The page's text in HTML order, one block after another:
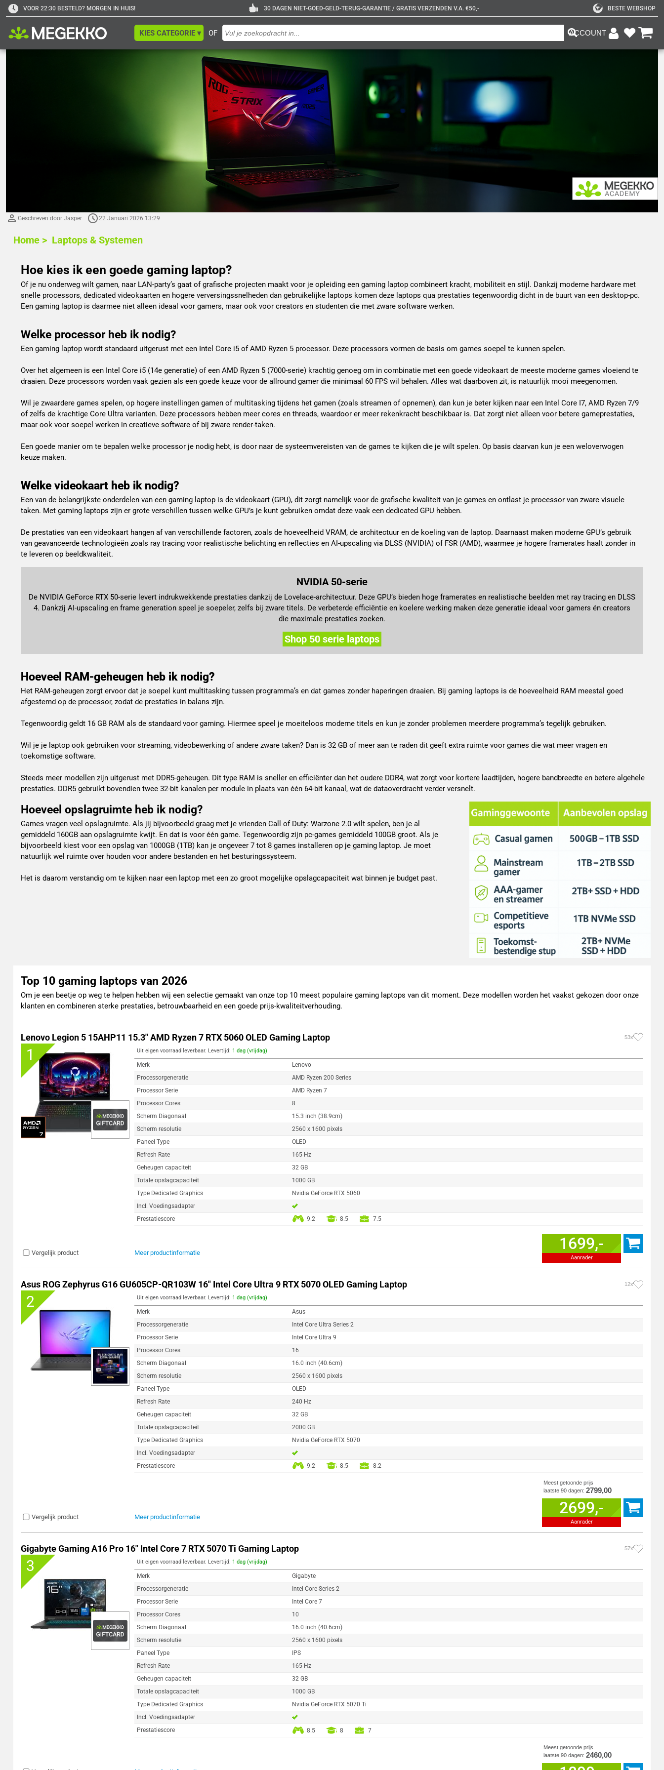
VOOR 22:30 BESTELD? MORGEN IN HUIS! 30 DAGEN NIET-GOED-GELD-TERUG-GARANTIE / GRATIS VERZENDEN V.A. €50,- BESTE WEBSHOP
OF
KIES CATEGORIE ▾ ACCOUNT
Geschreven door Jasper 22 Januari 2026 13:29
Home > Laptops & Systemen
Hoe kies ik een goede gaming laptop?
Of je nu onderweg wilt gamen, naar LAN-party’s gaat of grafische projecten maakt voor je opleiding een gaming laptop combineert kracht, mobiliteit en stijl. Dankzij moderne hardware met
snelle processors, dedicated videokaarten en hogere verversingssnelheden dan gebruikelijke laptops komen deze laptops qua prestaties tegenwoordig dicht in de buurt van een desktop-pc.
Een gaming laptop is daarmee niet alleen ideaal voor gamers, maar ook voor creators en studenten die met zware software werken.
Welke processor heb ik nodig?
Een gaming laptop wordt standaard uitgerust met een Intel Core i5 of AMD Ryzen 5 processor. Deze processors vormen de basis om games soepel te kunnen spelen.
Over het algemeen is een Intel Core i5 (14e generatie) of een AMD Ryzen 5 (7000-serie) krachtig genoeg om in combinatie met een goede videokaart de meeste moderne games vloeiend te
draaien. Deze processors worden vaak gezien als een goede keuze voor de allround gamer die minimaal 60 FPS wil behalen. Alles wat daarboven zit, is natuurlijk mooi meegenomen.
Wil je zwaardere games spelen, op hogere instellingen gamen of multitasking tijdens het gamen (zoals streamen of opnemen), dan kun je beter kijken naar een Intel Core I7, AMD Ryzen 7/9
of zelfs de krachtige Core Ultra varianten. Deze processors hebben meer cores en threads, waardoor er meer rekenkracht beschikbaar is. Dat zorgt niet alleen voor betere gameprestaties,
maar ook voor soepel werken in creatieve software of bij zware render-taken.
Een goede manier om te bepalen welke processor je nodig hebt, is door naar de systeemvereisten van de games te kijken die je wilt spelen. Op basis daarvan kun je een weloverwogen
keuze maken.
Welke videokaart heb ik nodig?
Een van de belangrijkste onderdelen van een gaming laptop is de videokaart (GPU), dit zorgt namelijk voor de grafische kwaliteit van je games en ontlast je processor van zware visuele
taken. Met gaming laptops zijn er grote verschillen tussen welke GPU’s je kunt gebruiken omdat deze vaak een dedicated GPU hebben.
De prestaties van een videokaart hangen af van verschillende factoren, zoals de hoeveelheid VRAM, de architectuur en de koeling van de laptop. Daarnaast maken moderne GPU’s gebruik
van geavanceerde technologieën zoals ray tracing voor realistische belichting en reflecties en AI-upscaling via DLSS (NVIDIA) of FSR (AMD), waarmee je hogere framerates haalt zonder in
te leveren op beeldkwaliteit.
NVIDIA 50-serie
De NVIDIA GeForce RTX 50-serie levert indrukwekkende prestaties dankzij de Lovelace-architectuur. Deze GPU’s bieden hoge framerates en realistische beelden met ray tracing en DLSS
4. Dankzij AI-upscaling en frame generation speel je soepeler, zelfs bij zware titels. De verbeterde efficiëntie en koelere werking maken deze generatie ideaal voor gamers én creators
die maximale prestaties zoeken.
Shop 50 serie laptops
Hoeveel RAM-geheugen heb ik nodig?
Het RAM-geheugen zorgt ervoor dat je soepel kunt multitasking tussen programma’s en dat games zonder haperingen draaien. Bij gaming laptops is de hoeveelheid RAM meestal goed
afgestemd op de processor, zodat de prestaties in balans zijn.
Tegenwoordig geldt 16 GB RAM als de standaard voor gaming. Hiermee speel je moeiteloos moderne titels en kun je zonder problemen meerdere programma’s tegelijk gebruiken.
Wil je je laptop ook gebruiken voor streaming, videobewerking of andere zware taken? Dan is 32 GB of meer aan te raden dit geeft extra ruimte voor games die wat meer vragen en
toekomstige software.
Steeds meer modellen zijn uitgerust met DDR5-geheugen. Dit type RAM is sneller en efficiënter dan het oudere DDR4, wat zorgt voor kortere laadtijden, hogere bandbreedte en betere algehele
prestaties. DDR5 gebruikt bovendien twee 32-bit kanalen per module in plaats van één 64-bit kanaal, wat de dataoverdracht verder versnelt.
Hoeveel opslagruimte heb ik nodig?
Games vragen veel opslagruimte. Als jij bijvoorbeeld graag met je vrienden Call of Duty: Warzone 2.0 wilt spelen, ben je al
gemiddeld 160GB aan opslagruimte kwijt. En dat is voor één game. Tegenwoordig zijn pc-games gemiddeld 100GB groot. Als je
bijvoorbeeld kiest voor een opslag van 1000GB (1TB) kan je ongeveer 7 tot 8 games installeren op je gaming laptop. Je moet
natuurlijk wel ruimte over houden voor andere bestanden en het besturingssysteem.
Het is daarom verstandig om te kijken naar een laptop met een zo groot mogelijke opslagcapaciteit wat binnen je budget past.
Top 10 gaming laptops van 2026
Om je een beetje op weg te helpen hebben wij een selectie gemaakt van onze top 10 meest populaire gaming laptops van dit moment. Deze modellen worden het vaakst gekozen door onze
klanten en combineren sterke prestaties, betrouwbaarheid en een goede prijs-kwaliteitverhouding.
Lenovo Legion 5 15AHP11 15.3" AMD Ryzen 7 RTX 5060 OLED Gaming Laptop 53x
1 Uit eigen voorraad leverbaar. Levertijd: 1 dag (vrijdag)
Merk
Lenovo
Processorgeneratie
AMD Ryzen 200 Series
Processor Serie
AMD Ryzen 7
Processor Cores
8
Scherm Diagonaal
15.3 inch (38.9cm)
Scherm resolutie
2560 x 1600 pixels
Paneel Type
OLED
Refresh Rate
165 Hz
Geheugen capaciteit
32 GB
Totale opslagcapaciteit
1000 GB
Type Dedicated Graphics
Nvidia GeForce RTX 5060
Incl. Voedingsadapter
Prestatiescore
9.2 8.5 7.5
Vergelijk product Meer productinformatie 1699,-
Aanrader
Asus ROG Zephyrus G16 GU605CP-QR103W 16" Intel Core Ultra 9 RTX 5070 OLED Gaming Laptop 12x
2 Uit eigen voorraad leverbaar. Levertijd: 1 dag (vrijdag)
Merk
Asus
Processorgeneratie
Intel Core Ultra Series 2
Processor Serie
Intel Core Ultra 9
Processor Cores
16
Scherm Diagonaal
16.0 inch (40.6cm)
Scherm resolutie
2560 x 1600 pixels
Paneel Type
OLED
Refresh Rate
240 Hz
Geheugen capaciteit
32 GB
Totale opslagcapaciteit
2000 GB
Type Dedicated Graphics
Nvidia GeForce RTX 5070
Incl. Voedingsadapter
Prestatiescore
9.2 8.5 8.2
Vergelijk product Meer productinformatie
Meest getoonde prijs
laatste 90 dagen: 2799,00
2699,-
Aanrader
Gigabyte Gaming A16 Pro 16" Intel Core 7 RTX 5070 Ti Gaming Laptop 57x
3 Uit eigen voorraad leverbaar. Levertijd: 1 dag (vrijdag)
Merk
Gigabyte
Processorgeneratie
Intel Core Series 2
Processor Serie
Intel Core 7
Processor Cores
10
Scherm Diagonaal
16.0 inch (40.6cm)
Scherm resolutie
2560 x 1600 pixels
Paneel Type
IPS
Refresh Rate
165 Hz
Geheugen capaciteit
32 GB
Totale opslagcapaciteit
1000 GB
Type Dedicated Graphics
Nvidia GeForce RTX 5070 Ti
Incl. Voedingsadapter
Prestatiescore
8.5 8 7
Meest getoonde prijs
laatste 90 dagen: 2460,00